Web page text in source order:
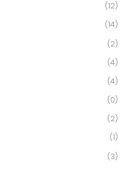
(12)
(14)
(2)
(4)
(4)
(0)
(2)
(1)
(3)